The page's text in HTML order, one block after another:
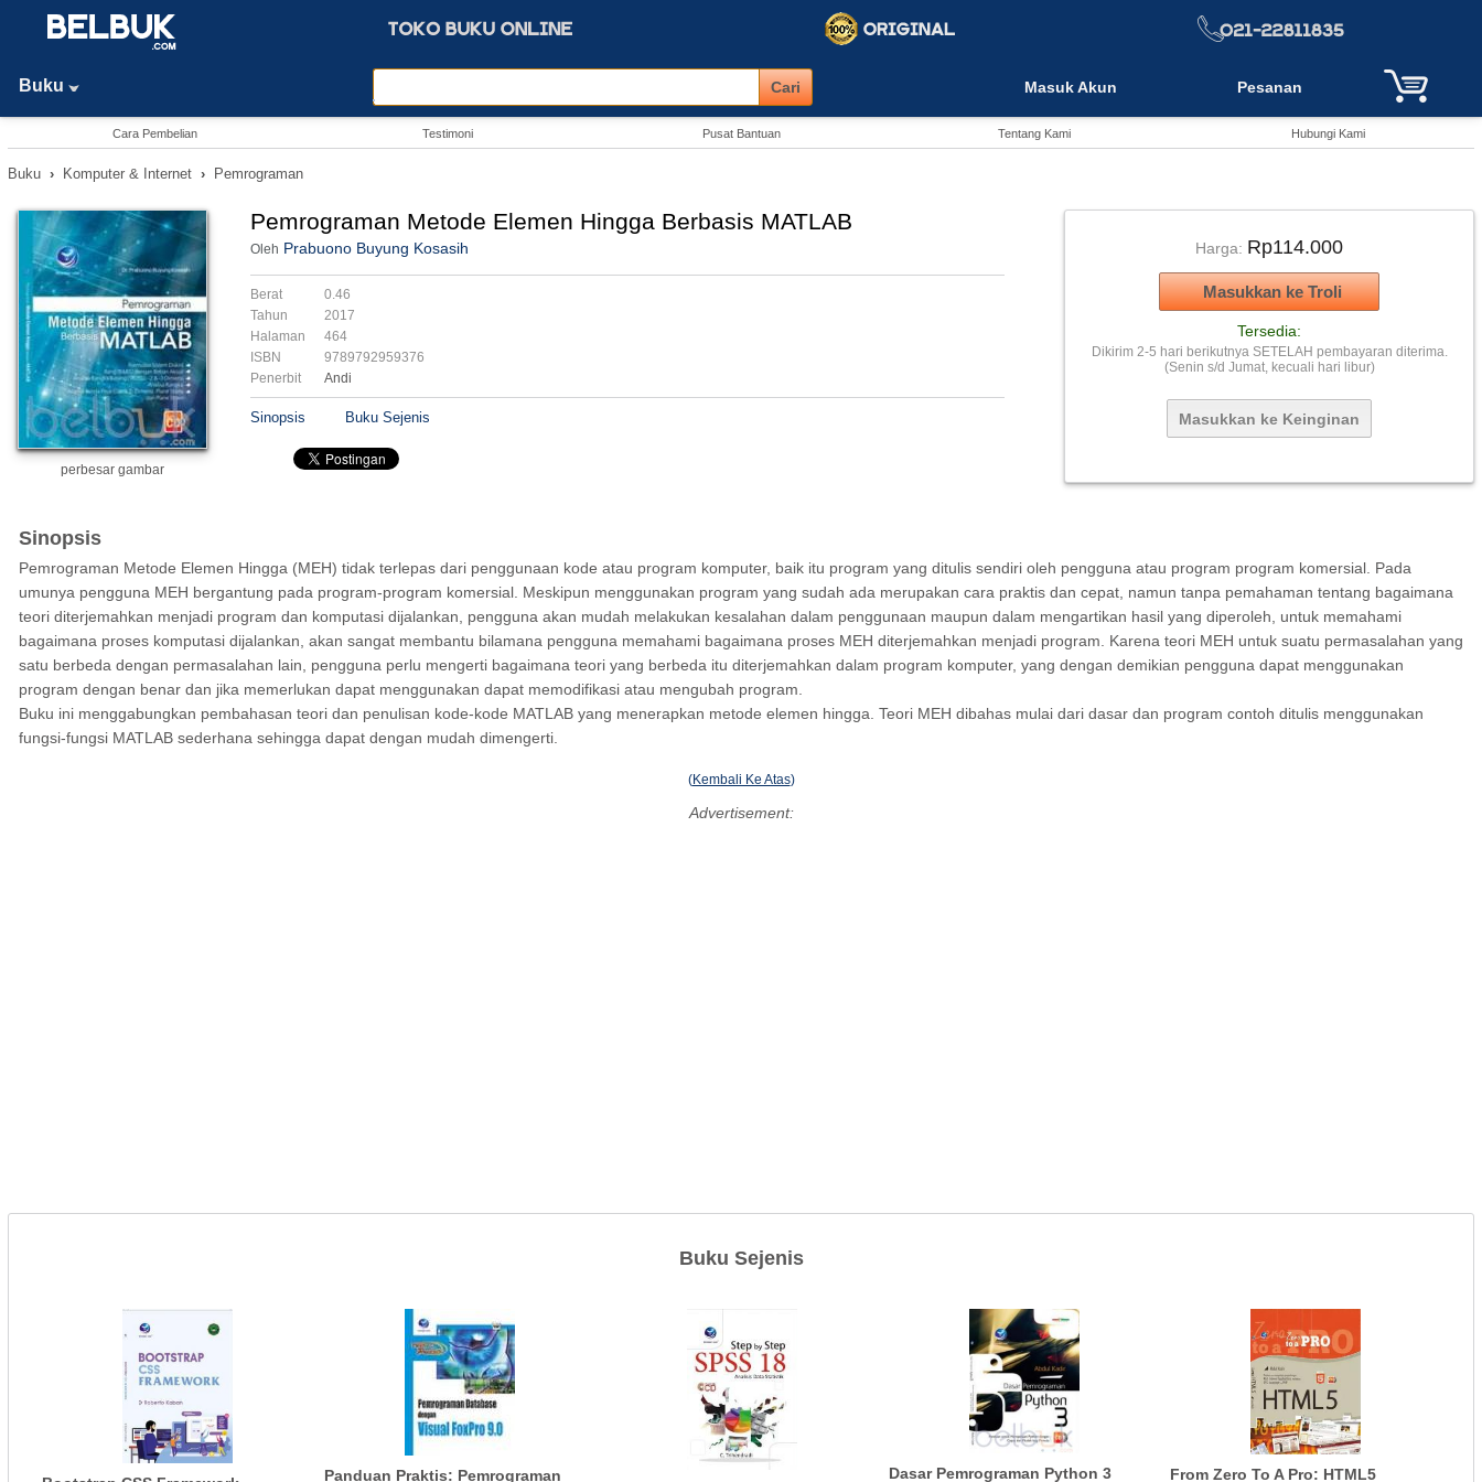
Buku Masuk Akun Pesanan
Cara Pembelian Testimoni Pusat Bantuan Tentang Kami Hubungi Kami
Buku › Komputer & Internet › Pemrograman
perbesar gambar
Pemrograman Metode Elemen Hingga Berbasis MATLAB
Oleh Prabuono Buyung Kosasih
Berat
0.46
Tahun
2017
Halaman
464
ISBN
9789792959376
Penerbit
Andi
Sinopsis Buku Sejenis
Harga: Rp114.000
Tersedia:
Dikirim 2-5 hari berikutnya SETELAH pembayaran diterima.
(Senin s/d Jumat, kecuali hari libur)
Sinopsis
Pemrograman Metode Elemen Hingga (MEH) tidak terlepas dari penggunaan kode atau program komputer, baik itu program yang ditulis sendiri oleh pengguna atau program program komersial. Pada
umunya pengguna MEH bergantung pada program-program komersial. Meskipun menggunakan program yang sudah ada merupakan cara praktis dan cepat, namun tanpa pemahaman tentang bagaimana
teori diterjemahkan menjadi program dan komputasi dijalankan, pengguna akan mudah melakukan kesalahan dalam penggunaan maupun dalam mengartikan hasil yang diperoleh, untuk memahami
bagaimana proses komputasi dijalankan, akan sangat membantu bilamana pengguna memahami bagaimana proses MEH diterjemahkan menjadi program. Karena teori MEH untuk suatu permasalahan yang
satu berbeda dengan permasalahan lain, pengguna perlu mengerti bagaimana teori yang berbeda itu diterjemahkan dalam program komputer, yang dengan demikian pengguna dapat menggunakan
program dengan benar dan jika memerlukan dapat menggunakan dapat memodifikasi atau mengubah program.
Buku ini menggabungkan pembahasan teori dan penulisan kode-kode MATLAB yang menerapkan metode elemen hingga. Teori MEH dibahas mulai dari dasar dan program contoh ditulis menggunakan
fungsi-fungsi MATLAB sederhana sehingga dapat dengan mudah dimengerti.
(Kembali Ke Atas)
Advertisement:
Buku Sejenis
Panduan Praktis: Pemrograman
Dasar Pemrograman Python 3 From Zero To A Pro: HTML5